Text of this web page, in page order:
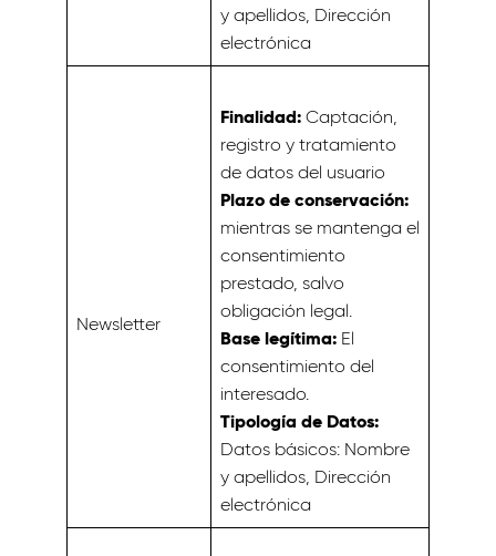
y apellidos, Dirección
electrónica
Newsletter
Finalidad: Captación,
registro y tratamiento
de datos del usuario
Plazo de conservación:
mientras se mantenga el
consentimiento
prestado, salvo
obligación legal.
Base legítima: El
consentimiento del
interesado.
Tipología de Datos:
Datos básicos: Nombre
y apellidos, Dirección
electrónica